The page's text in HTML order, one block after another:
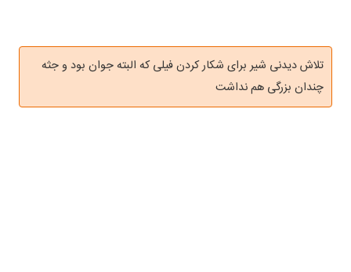
تلاش دیدنی شیر برای شکار کردن فیلی که البته جوان بود و جثه
چندان بزرگی هم نداشت